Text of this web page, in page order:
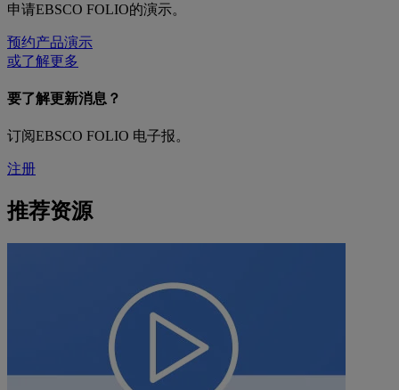
申请EBSCO FOLIO的演示。
预约产品演示
或了解更多
要了解更新消息？
订阅EBSCO FOLIO 电子报。
注册
推荐资源